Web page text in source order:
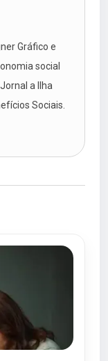
Gráfico e
social
a Ilha
Sociais.